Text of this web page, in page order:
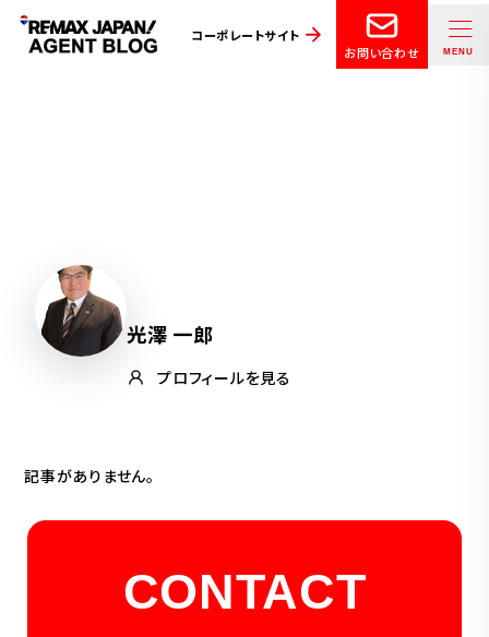
コーポレートサイト
お問い合わせ
光澤 一郎
プロフィールを見る
記事がありません。
CONTACT